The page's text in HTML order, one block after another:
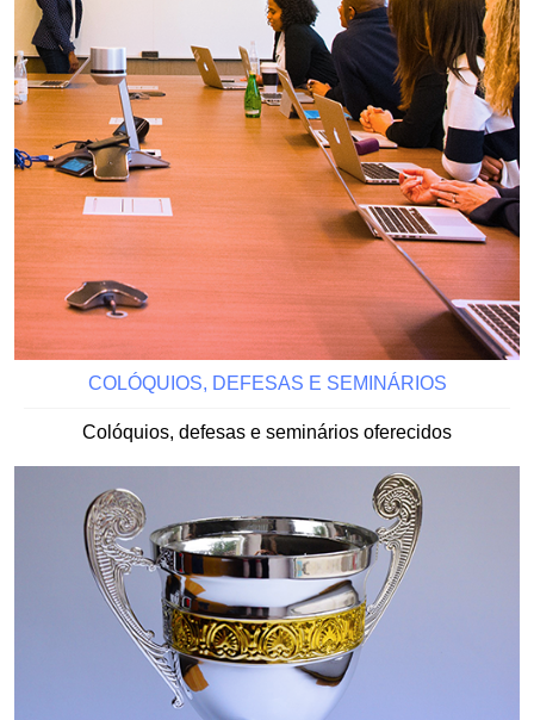
COLÓQUIOS, DEFESAS E SEMINÁRIOS
Colóquios, defesas e seminários oferecidos